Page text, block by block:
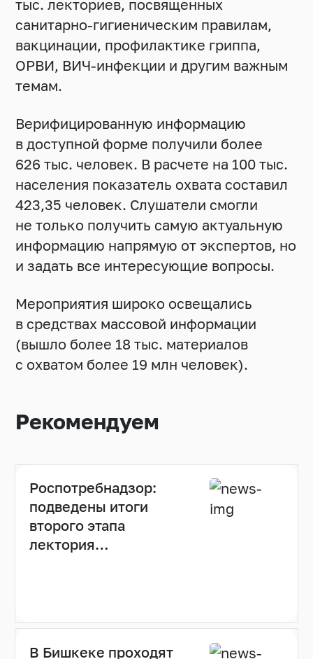
тыс. лекториев, посвященных
санитарно-гигиеническим правилам,
вакцинации, профилактике гриппа,
ОРВИ, ВИЧ-инфекции и другим важным
темам.
Верифицированную информацию
в доступной форме получили более
626 тыс. человек. В расчете на 100 тыс.
населения показатель охвата составил
423,35 человек. Слушатели смогли
не только получить самую актуальную
информацию напрямую от экспертов, но
и задать все интересующие вопросы.
Мероприятия широко освещались
в средствах массовой информации
(вышло более 18 тыс. материалов
с охватом более 19 млн человек).
Рекомендуем
Роспотребнадзор:
подведены итоги
второго этапа
лектория
В Бишкеке проходят